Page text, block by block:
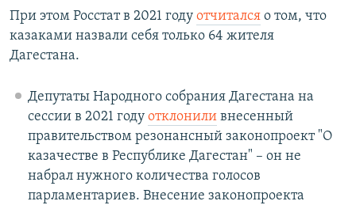
При этом Росстат в 2021 году отчитался о том, что
казаками назвали себя только 64 жителя
Дагестана.
Депутаты Народного собрания Дагестана на
сессии в 2021 году отклониливнесенный
правительством резонансный законопроект "О
казачестве в Республике Дагестан" – он не
набрал нужного количества голосов
парламентариев. Внесение законопроекта